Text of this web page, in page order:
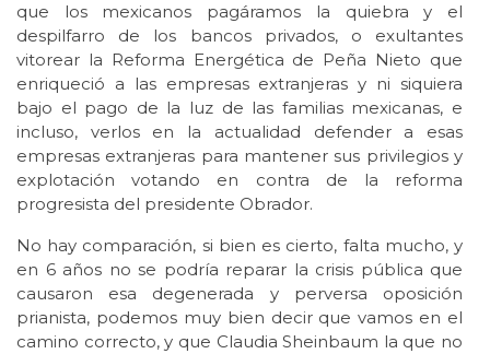
que los mexicanos pagáramos la quiebra y el
despilfarro de los bancos privados, o exultantes
vitorear la Reforma Energética de Peña Nieto que
enriqueció a las empresas extranjeras y ni siquiera
bajo el pago de la luz de las familias mexicanas, e
incluso, verlos en la actualidad defender a esas
empresas extranjeras para mantener sus privilegios y
explotación votando en contra de la reforma
progresista del presidente Obrador.
No hay comparación, si bien es cierto, falta mucho, y
en 6 años no se podría reparar la crisis pública que
causaron esa degenerada y perversa oposición
prianista, podemos muy bien decir que vamos en el
camino correcto, y que Claudia Sheinbaum la que no